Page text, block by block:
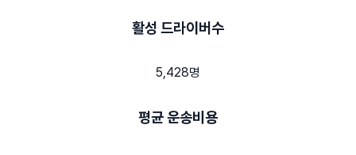
활성 드라이버수
5,428명
평균 운송비용